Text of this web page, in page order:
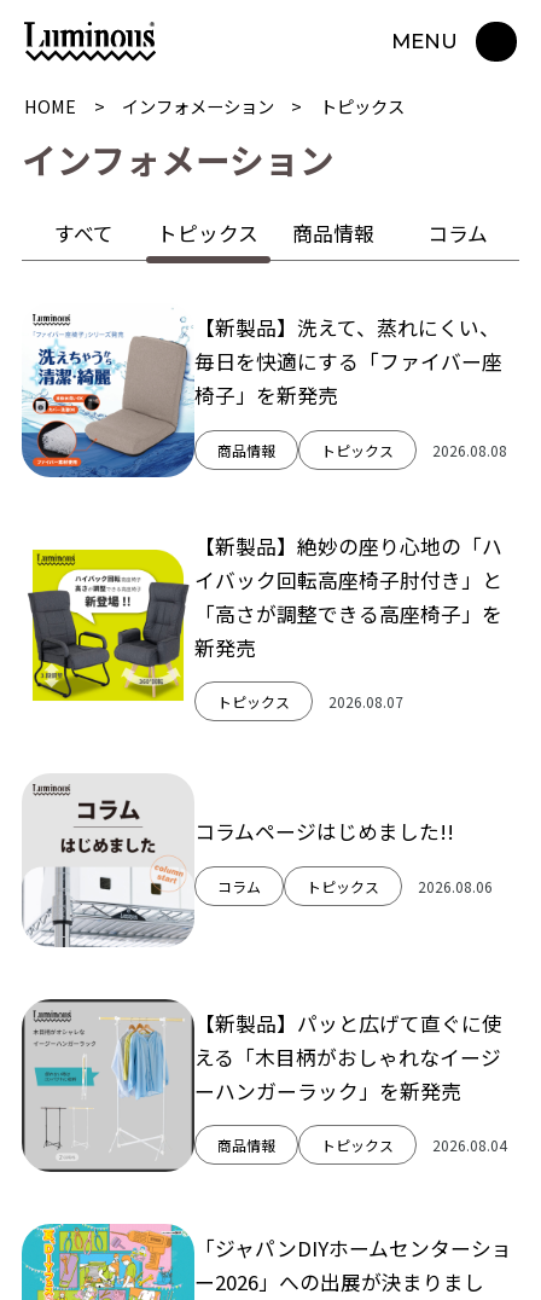
MENU
HOME インフォメーション トピックス
インフォメーショ ン
すべて トピックス 商品情報 コラム
【新製品】洗えて、蒸れにくい、
毎日を快適にする「ファイバー座
椅子」を新発売
商品情報 トピックス 2026.08.08
【新製品】絶妙の座り心地の「ハ
イバック回転高座椅子肘付き」と
「高さが調整できる高座椅子」を
新発売
トピックス 2026.08.07
コラムページはじめました!!
コラム トピックス 2026.08.06
【新製品】パッと広げて直ぐに使
える「木目柄がおしゃれなイージ
ーハンガーラック」を新発売
商品情報 トピックス 2026.08.04
「ジャパンDIYホームセンターショ
ー2026」への出展が決まりまし